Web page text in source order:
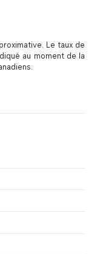
Le taux de
au moment de la